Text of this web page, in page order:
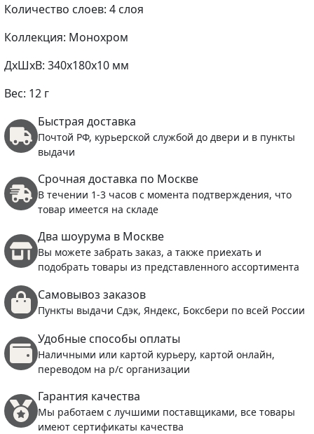
Количество слоев: 4 слоя
Коллекция: Монохром
ДxШxВ: 340x180x10 мм
Вес: 12 г
Быстрая доставка
Почтой РФ, курьерской службой до двери и в пункты
выдачи
Срочная доставка по Москве
В течении 1-3 часов с момента подтверждения, что
товар имеется на складе
Два шоурума в Москве
Вы можете забрать заказ, а также приехать и
подобрать товары из представленного ассортимента
Самовывоз заказов
Пункты выдачи Сдэк, Яндекс, Боксбери по всей России
Удобные способы оплаты
Наличными или картой курьеру, картой онлайн,
переводом на р/с организации
Гарантия качества
Мы работаем с лучшими поставщиками, все товары
имеют сертификаты качества